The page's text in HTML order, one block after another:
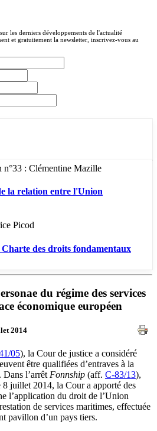
les derniers développements de l'actualité
et gratuitement la newsletter, inscrivez-vous au
n°33 : Clémentine Mazille
la relation entre l'Union
Picod
des droits fondamentaux
du régime des services
économique européen
2014
05), la Cour de justice a considéré
être qualifiées d’entraves à la
Dans l’arrêt Fonnship (aff. C-83/13),
8 juillet 2014, la Cour a apporté des
l’application du droit de l’Union
de services maritimes, effectuée
pavillon d’un pays tiers.